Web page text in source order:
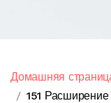
Домашняя
151